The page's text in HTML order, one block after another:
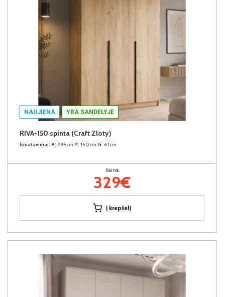
NAUJIENA YRA SANDĖLYJE
RIVA-150 spinta (Craft Zloty)
Išmatavimai: A: 245cm P: 150cm G: 61cm
Kaina:
329€
Į krepšelį